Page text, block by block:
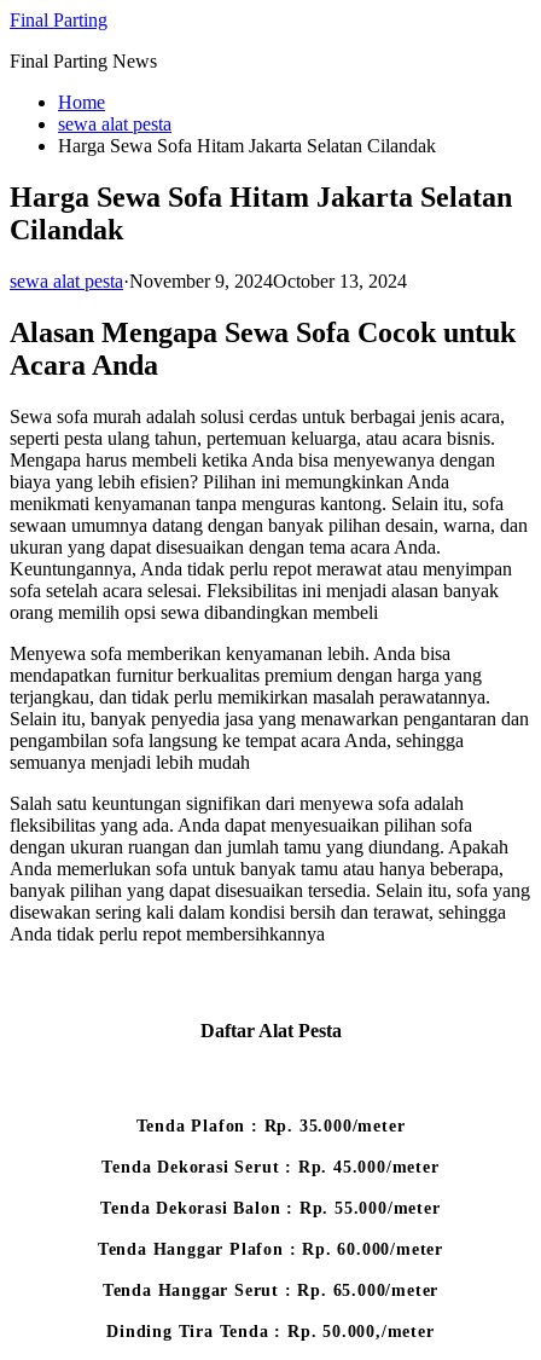
Skip
content
Final Parting
Final Parting News
Home
sewa alat pesta
Harga Sewa Sofa Hitam Jakarta Selatan Cilandak
Harga Sewa Sofa Hitam Jakarta Selatan
Cilandak
sewa alat pesta·November 9, 2024October 13, 2024
Alasan Mengapa Sewa Sofa Cocok untuk
Acara Anda
Sewa sofa murah adalah solusi cerdas untuk berbagai jenis acara,
seperti pesta ulang tahun, pertemuan keluarga, atau acara bisnis.
Mengapa harus membeli ketika Anda bisa menyewanya dengan
biaya yang lebih efisien? Pilihan ini memungkinkan Anda
menikmati kenyamanan tanpa menguras kantong. Selain itu, sofa
sewaan umumnya datang dengan banyak pilihan desain, warna, dan
ukuran yang dapat disesuaikan dengan tema acara Anda.
Keuntungannya, Anda tidak perlu repot merawat atau menyimpan
sofa setelah acara selesai. Fleksibilitas ini menjadi alasan banyak
orang memilih opsi sewa dibandingkan membeli
Menyewa sofa memberikan kenyamanan lebih. Anda bisa
mendapatkan furnitur berkualitas premium dengan harga yang
terjangkau, dan tidak perlu memikirkan masalah perawatannya.
Selain itu, banyak penyedia jasa yang menawarkan pengantaran dan
pengambilan sofa langsung ke tempat acara Anda, sehingga
semuanya menjadi lebih mudah
Salah satu keuntungan signifikan dari menyewa sofa adalah
fleksibilitas yang ada. Anda dapat menyesuaikan pilihan sofa
dengan ukuran ruangan dan jumlah tamu yang diundang. Apakah
Anda memerlukan sofa untuk banyak tamu atau hanya beberapa,
banyak pilihan yang dapat disesuaikan tersedia. Selain itu, sofa yang
disewakan sering kali dalam kondisi bersih dan terawat, sehingga
Anda tidak perlu repot membersihkannya
Daftar Alat Pesta
Tenda Plafon : Rp. 35.000/meter
Tenda Dekorasi Serut : Rp. 45.000/meter
Tenda Dekorasi Balon : Rp. 55.000/meter
Tenda Hanggar Plafon : Rp. 60.000/meter
Tenda Hanggar Serut : Rp. 65.000/meter
Dinding Tira Tenda : Rp. 50.000,/meter